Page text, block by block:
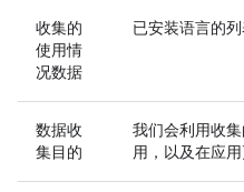
收集的
使用情
况数据
已安装语言的
数据收
集目的
我们会利用收
用，以及在应